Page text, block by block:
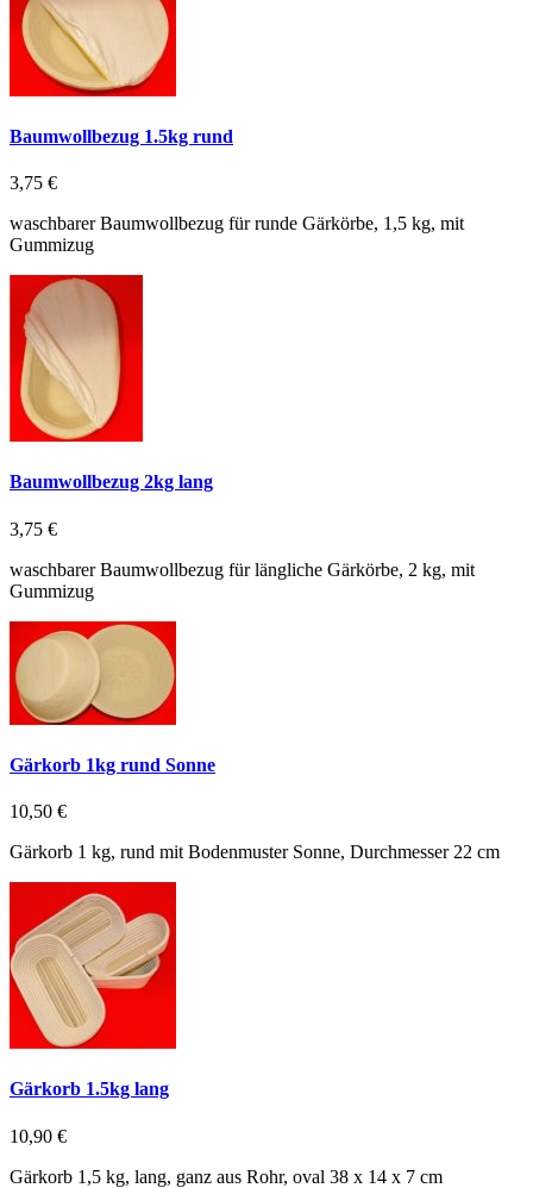
Baumwollbezug 1.5kg rund
3,75 €
waschbarer Baumwollbezug für runde Gärkörbe, 1,5 kg, mit
Gummizug
Baumwollbezug 2kg lang
3,75 €
waschbarer Baumwollbezug für längliche Gärkörbe, 2 kg, mit
Gummizug
Gärkorb 1kg rund Sonne
10,50 €
Gärkorb 1 kg, rund mit Bodenmuster Sonne, Durchmesser 22 cm
Gärkorb 1.5kg lang
10,90 €
Gärkorb 1,5 kg, lang, ganz aus Rohr, oval 38 x 14 x 7 cm